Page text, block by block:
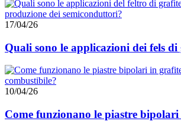
17/04/26
Quali sono le applicazioni dei fels di
10/04/26
Come funzionano le piastre